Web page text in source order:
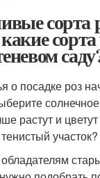
сорта
о посадке роз
растут и
участок?